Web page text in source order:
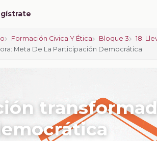
Formación Civica Y Ética Bloque 3
18.
Meta De La Participación Democrática